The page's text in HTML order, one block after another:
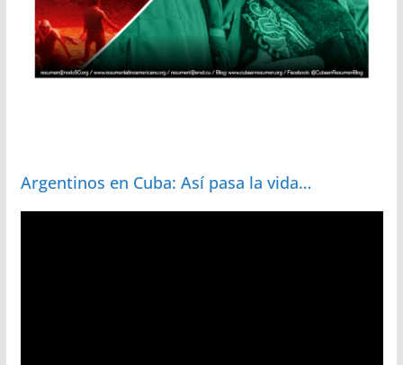
Argentinos en Cuba: Así pasa la vida…